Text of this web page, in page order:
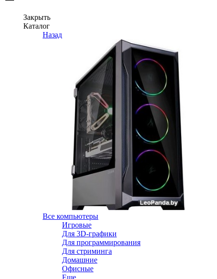
Закрыть
Каталог
Назад
Все компьютеры
Игровые
Для 3D-графики
Для программирования
Для стриминга
Домашние
Офисные
Еще